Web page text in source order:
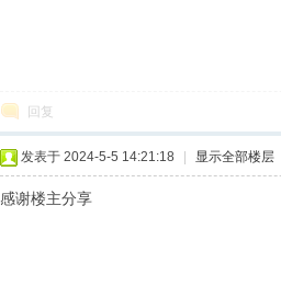
回复
发表于 2024-5-5 14:21:18 显示全部楼层
感谢楼主分享